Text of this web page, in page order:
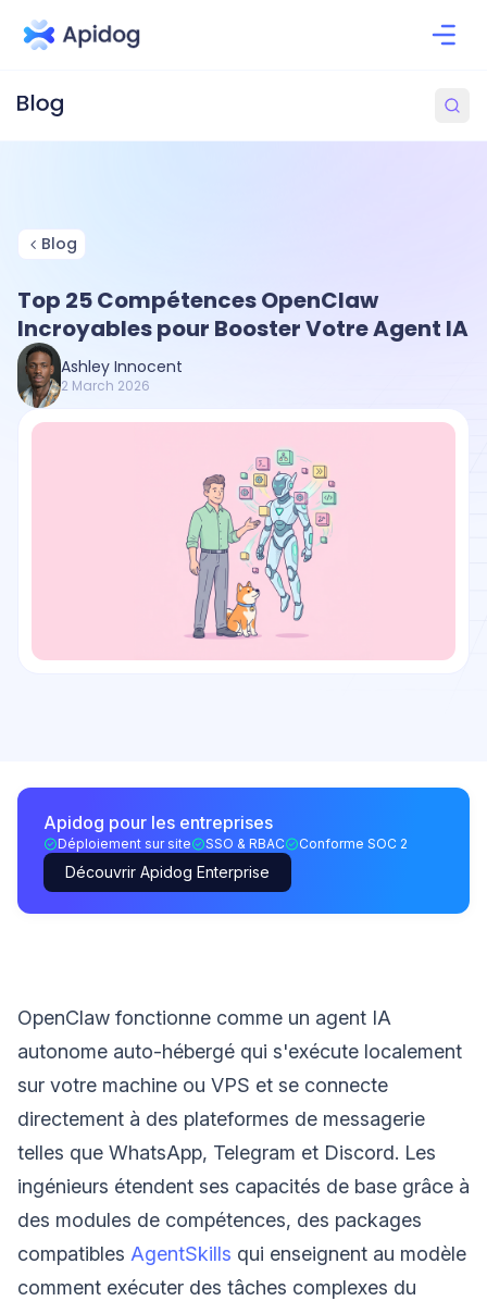
Blog
Top 25 Compétences OpenClaw
Incroyables pour Booster Votre Agent IA
Ashley Innocent
2 March 2026
Apidog pour les entreprises
Déploiement sur site SSO & RBAC Conforme SOC 2
Découvrir Apidog Enterprise
OpenClaw fonctionne comme un agent IA
autonome auto-hébergé qui s'exécute localement
sur votre machine ou VPS et se connecte
directement à des plateformes de messagerie
telles que WhatsApp, Telegram et Discord. Les
ingénieurs étendent ses capacités de base grâce à
des modules de compétences, des packages
compatibles AgentSkills qui enseignent au modèle
comment exécuter des tâches complexes du